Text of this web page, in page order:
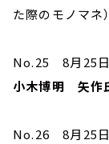
た際のモノマネ）
No.25 8月25日
小木博明 矢作
No.26 8月25日